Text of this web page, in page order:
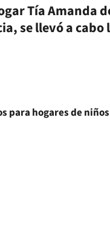
Tía Amanda
se llevó a